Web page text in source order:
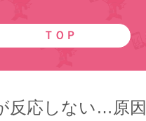
ＴＯＰ
反応しない…原